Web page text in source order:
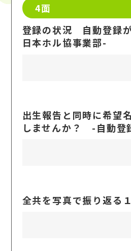
4面
登録の状況 自動登録
日本ホル協事業部-
出生報告と同時に希望
しませんか？ -自動登
全共を写真で振り返る